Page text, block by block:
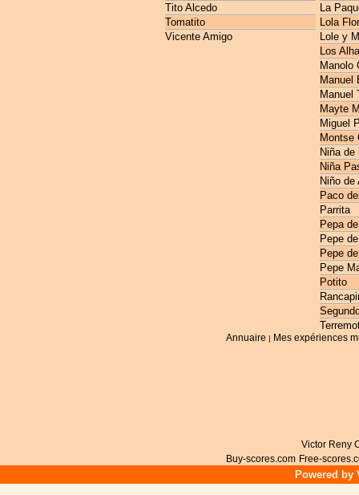
Tito Alcedo
Tomatito
Vicente Amigo
La
Lola
Lole y
Los
Manolo
Manuel
Manuel
Mayte
Miguel
Montse
Niña
Niña
Niño de
Paco
Parrita
Pepa
Pepe
Pepe
Pepe
Potito
Annuaire | Mes expériences
Victor Reny
Buy-scores.com Free-
Powered by